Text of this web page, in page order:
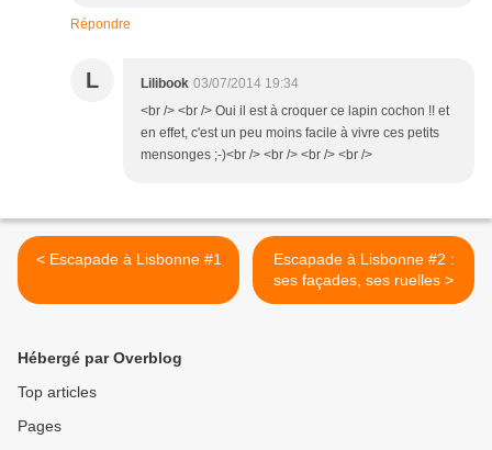
Répondre
L Lilibook 03/07/2014 19:34
<br /> <br /> Oui il est à croquer ce lapin cochon !! et
en effet, c'est un peu moins facile à vivre ces petits
mensonges ;-)<br /> <br /> <br /> <br />
< Escapade à Lisbonne #1
Escapade à Lisbonne #2 :
ses façades, ses ruelles >
Hébergé par Overblog
Top articles
Pages